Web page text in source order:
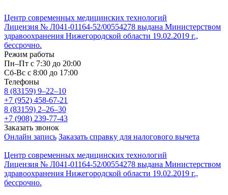
Центр современных медицинских технологий
Лицензия № Л041-01164-52/00554278 выдана Министерством
здравоохранения Нижегородской области 19.02.2019 г.,
бессрочно.
Режим работы
Пн–Пт с 7:30 до 20:00
Cб-Вс с 8:00 до 17:00
Телефоны
8 (83159) 9–22–10
+7 (952) 458-67-21
8 (83159) 2–26–30
+7 (908) 239-77-43
Заказать звонок
Онлайн запись Заказать справку для налогового вычета
Центр современных медицинских технологий
Лицензия № Л041-01164-52/00554278 выдана Министерством
здравоохранения Нижегородской области 19.02.2019 г.,
бессрочно.